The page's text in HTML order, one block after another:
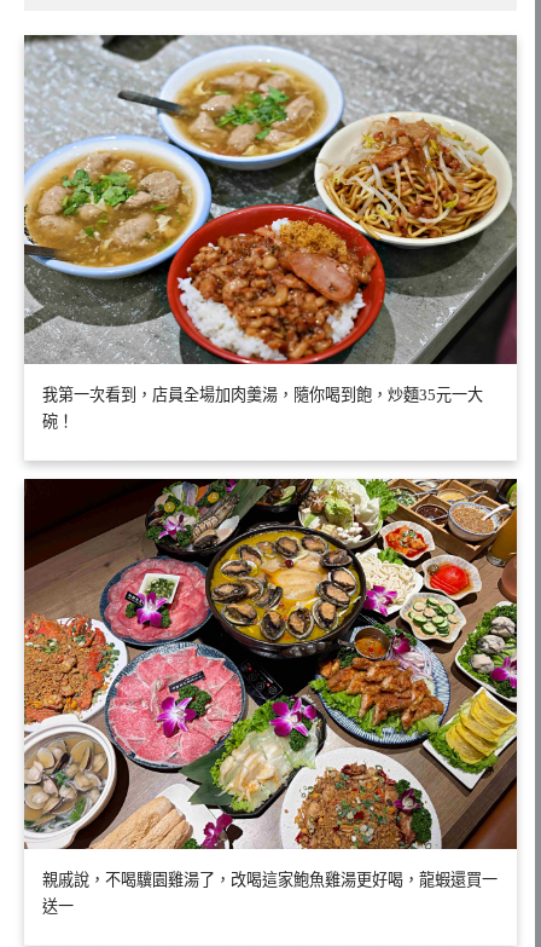
我第一次看到，店員全場加肉羹湯，隨你喝到飽，炒麵35元一大
碗！
親戚說，不喝驥園雞湯了，改喝這家鮑魚雞湯更好喝，龍蝦還買一
送一